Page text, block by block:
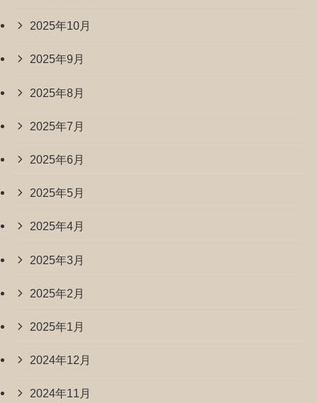
2025年10月
2025年9月
2025年8月
2025年7月
2025年6月
2025年5月
2025年4月
2025年3月
2025年2月
2025年1月
2024年12月
2024年11月